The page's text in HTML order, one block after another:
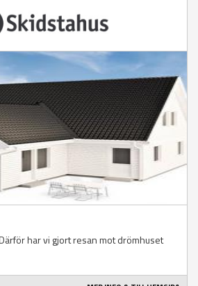
har vi gjort resan mot drömhuset